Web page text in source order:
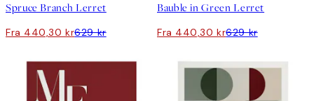
Spruce Branch Lerret
Fra 440,30 kr629 kr
Bauble in Green Lerret
Fra 440,30 kr629 kr